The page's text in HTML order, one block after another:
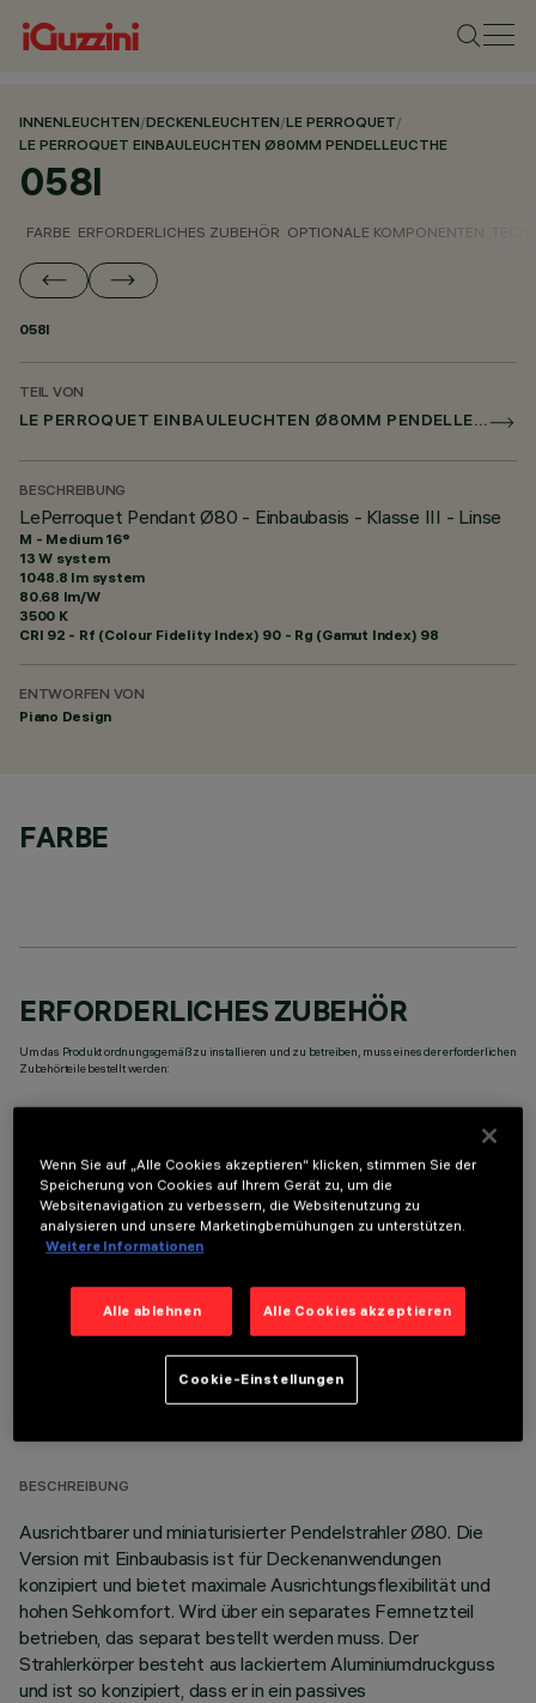
INNENLEUCHTEN/DECKENLEUCHTEN/LE PERROQUET/
LE PERROQUET EINBAULEUCHTEN Ø80MM PENDELLEUCTHE
058I
FARBE ERFORDERLICHES ZUBEHÖR OPTIONALE KOMPONENTEN
058I
TEIL VON
LE PERROQUET EINBAULEUCHTEN Ø80MM PENDELLEUCTHE
BESCHREIBUNG
LePerroquet Pendant Ø80 - Einbaubasis - Klasse III - Linse
M - Medium 16°
13 W system
1048.8 lm system
80.68 lm/W
3500 K
CRI 92 - Rf (Colour Fidelity Index) 90 - Rg (Gamut Index) 98
ENTWORFEN VON
Piano Design
FARBE
ERFORDERLICHES ZUBEHÖR
Um das Produkt ordnungsgemäß zu installieren und zu betreiben, muss eines der erforderlichen
Zubehörteile bestellt werden:
OPTIONALE KOMPONENTEN
TECHNISCHE DATEN
BESCHREIBUNG
Ausrichtbarer und miniaturisierter Pendelstrahler Ø80. Die
Version mit Einbaubasis ist für Deckenanwendungen
konzipiert und bietet maximale Ausrichtungsflexibilität und
hohen Sehkomfort. Wird über ein separates Fernnetzteil
betrieben, das separat bestellt werden muss. Der
Strahlerkörper besteht aus lackiertem Aluminiumdruckguss
und ist so konzipiert, dass er in ein passives
Wenn Sie auf „Alle Cookies akzeptieren“ klicken, stimmen Sie der
Speicherung von Cookies auf Ihrem Gerät zu, um die
Websitenavigation zu verbessern, die Websitenutzung zu
analysieren und unsere Marketingbemühungen zu unterstützen.
Weitere Informationen
Alle ablehnen Alle Cookies akzeptieren
Cookie-Einstellungen